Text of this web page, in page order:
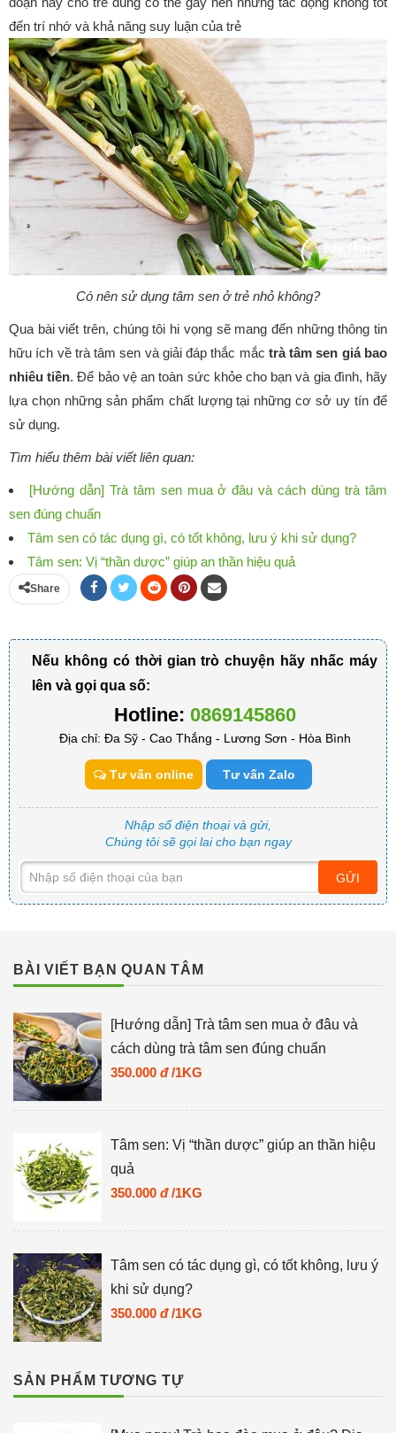
đến trí nhớ và khả năng suy luận của trẻ
Có nên sử dụng tâm sen ở trẻ nhỏ không?
Qua bài viết trên, chúng tôi hi vọng sẽ mang đến những thông tin
hữu ích về trà tâm sen và giải đáp thắc mắc trà tâm sen giá bao
nhiêu tiền. Để bảo vệ an toàn sức khỏe cho bạn và gia đình, hãy
lựa chọn những sản phẩm chất lượng tại những cơ sở uy tín để
sử dụng.
Tìm hiểu thêm bài viết liên quan:
[Hướng dẫn] Trà tâm sen mua ở đâu và cách dùng trà tâm
sen đúng chuẩn
Tâm sen có tác dụng gì, có tốt không, lưu ý khi sử dụng?
Tâm sen: Vị “thần dược” giúp an thần hiệu quả
Share
Nếu không có thời gian trò chuyện hãy nhấc máy
lên và gọi qua số:
Hotline: 0869145860
Địa chỉ: Đa Sỹ - Cao Thắng - Lương Sơn - Hòa Bình
Tư vấn online Tư vấn Zalo
Nhập số điện thoại và gửi,
Chúng tôi sẽ gọi lai cho bạn ngay
GỬI
BÀI VIẾT BẠN QUAN TÂM
[Hướng dẫn] Trà tâm sen mua ở đâu và
cách dùng trà tâm sen đúng chuẩn
350.000 đ /1KG
Tâm sen: Vị “thần dược” giúp an thần hiệu
quả
350.000 đ /1KG
Tâm sen có tác dụng gì, có tốt không, lưu ý
khi sử dụng?
350.000 đ /1KG
SẢN PHẨM TƯƠNG TỰ